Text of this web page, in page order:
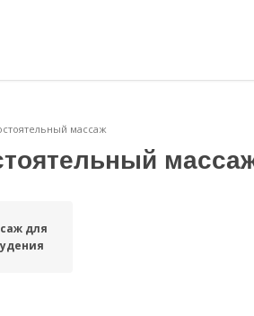
массаж
для